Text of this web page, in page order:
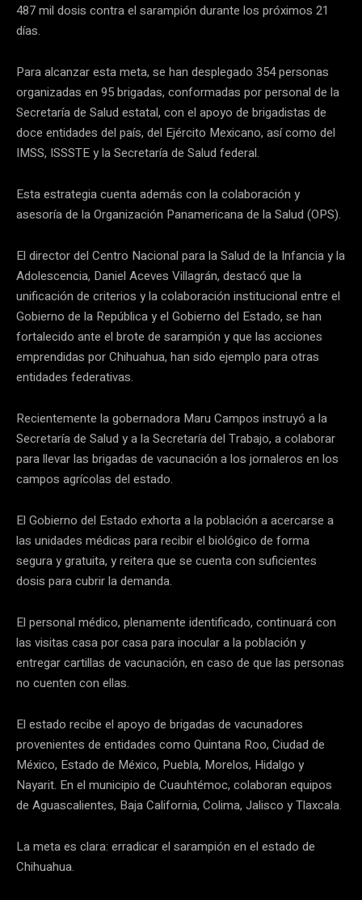
487 mil dosis contra el sarampión durante los próximos 21
días.
Para alcanzar esta meta, se han desplegado 354 personas
organizadas en 95 brigadas, conformadas por personal de la
Secretaría de Salud estatal, con el apoyo de brigadistas de
doce entidades del país, del Ejército Mexicano, así como del
IMSS, ISSSTE y la Secretaría de Salud federal.
Esta estrategia cuenta además con la colaboración y
asesoría de la Organización Panamericana de la Salud (OPS).
El director del Centro Nacional para la Salud de la Infancia y la
Adolescencia, Daniel Aceves Villagrán, destacó que la
unificación de criterios y la colaboración institucional entre el
Gobierno de la República y el Gobierno del Estado, se han
fortalecido ante el brote de sarampión y que las acciones
emprendidas por Chihuahua, han sido ejemplo para otras
entidades federativas.
Recientemente la gobernadora Maru Campos instruyó a la
Secretaría de Salud y a la Secretaría del Trabajo, a colaborar
para llevar las brigadas de vacunación a los jornaleros en los
campos agrícolas del estado.
El Gobierno del Estado exhorta a la población a acercarse a
las unidades médicas para recibir el biológico de forma
segura y gratuita, y reitera que se cuenta con suficientes
dosis para cubrir la demanda.
El personal médico, plenamente identificado, continuará con
las visitas casa por casa para inocular a la población y
entregar cartillas de vacunación, en caso de que las personas
no cuenten con ellas.
El estado recibe el apoyo de brigadas de vacunadores
provenientes de entidades como Quintana Roo, Ciudad de
México, Estado de México, Puebla, Morelos, Hidalgo y
Nayarit. En el municipio de Cuauhtémoc, colaboran equipos
de Aguascalientes, Baja California, Colima, Jalisco y Tlaxcala.
La meta es clara: erradicar el sarampión en el estado de
Chihuahua.